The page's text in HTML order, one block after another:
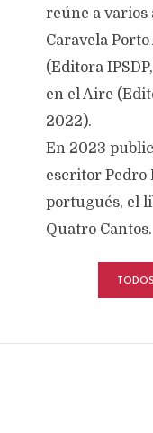
reúne a varios
Caravela
(Editora
en el Aire
2022).
En 2023
escritor Pedro
portugués, el
Quatro Cantos.